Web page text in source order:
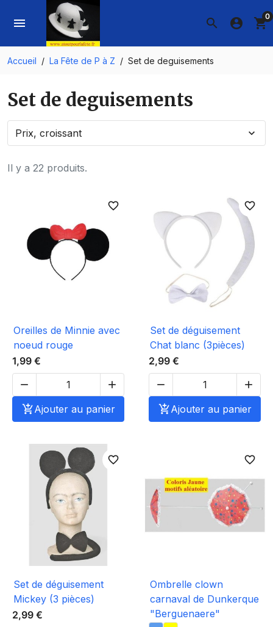
search
menu account_circle shopping_cart0
Accueil La Fête de P à Z Set de deguisements
Set de deguisements
Il y a 22 produits.
Prix, croissant expand_more
favorite_border
Oreilles de Minnie avec
noeud rouge
1,99 €


Ajouter au panier
favorite_border
Set de déguisement
Chat blanc (3pièces)
2,99 €


Ajouter au panier
favorite_border
Set de déguisement
Mickey (3 pièces)
2,99 €
favorite_border
Ombrelle clown
carnaval de Dunkerque
"Berguenaere"